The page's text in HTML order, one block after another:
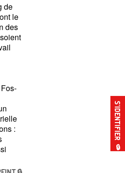
S’IDENTIFIER
🔒
de
le
des
: